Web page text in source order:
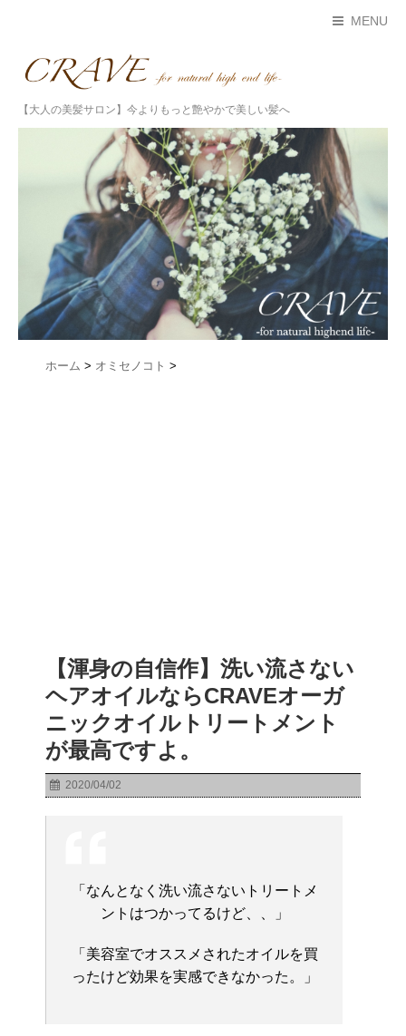
MENU
【大人の美髪サロン】今よりもっと艶やかで美しい髪へ
ホーム > オミセノコト >
【渾身の自信作】洗い流さない
ヘアオイルならCRAVEオーガ
ニックオイルトリートメント
が最高ですよ。
2020/04/02
「なんとなく洗い流さないトリートメ
ントはつかってるけど、、」
「美容室でオススメされたオイルを買
ったけど効果を実感できなかった。」